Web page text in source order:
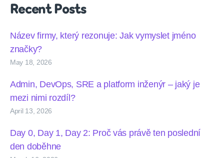
Recent Posts
Název firmy, který rezonuje: Jak vymyslet jméno
značky?
May 18, 2026
Admin, DevOps, SRE a platform inženýr – jaký je
mezi nimi rozdíl?
April 13, 2026
Day 0, Day 1, Day 2: Proč vás právě ten poslední
den doběhne